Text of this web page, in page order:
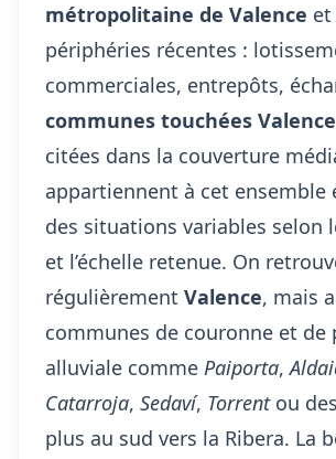
métropolitaine de Valence et
périphéries récentes :
commerciales, entrepôts,
communes touchées Valence
citées dans la couverture
appartiennent à cet ensemble
des situations variables selon
et l’échelle retenue. On
régulièrement Valence, mais
communes de couronne et de
alluviale comme Paiporta,
Catarroja, Sedaví, Torrentou
plus au sud vers la Ribera. La